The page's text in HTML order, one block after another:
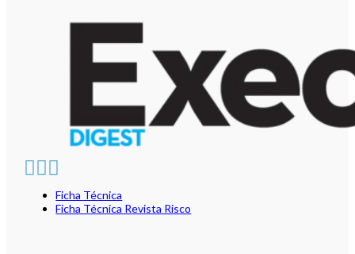
Ficha Técnica
Ficha Técnica Revista Risco